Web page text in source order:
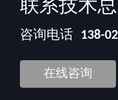
联系技术
咨询电话 138-
在线咨询